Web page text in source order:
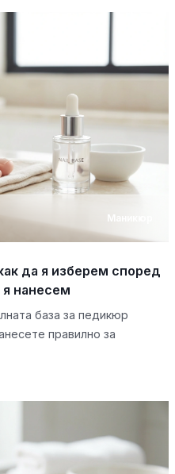
Маникюр
да я изберем според
я нанесем
база за педикюр
правилно за